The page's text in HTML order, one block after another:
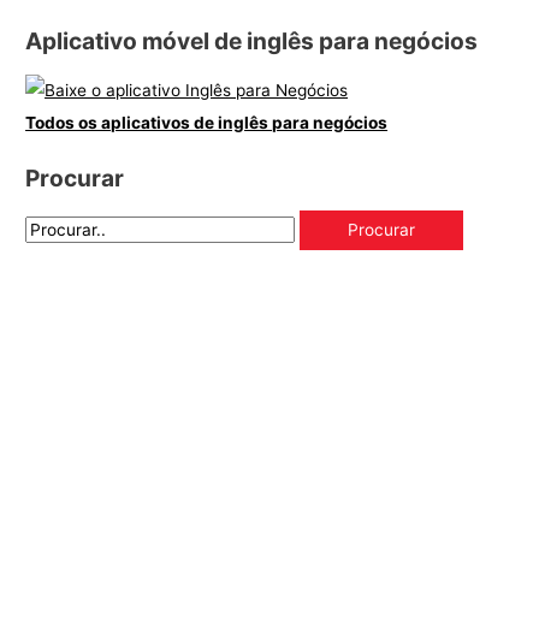
Aplicativo móvel de inglês para negócios
Todos os aplicativos de inglês para negócios
Procurar